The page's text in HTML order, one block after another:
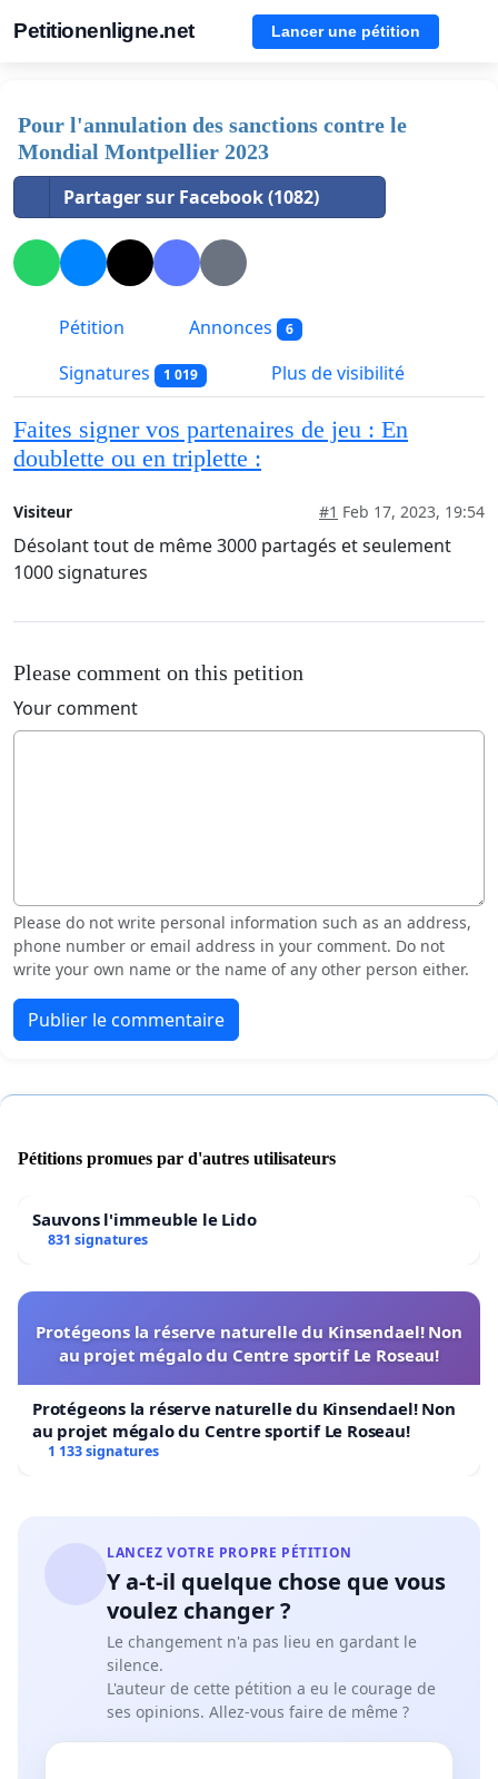
Petitionenligne.net Lancer une pétition
Pour l'annulation des sanctions contre le
Mondial Montpellier 2023
Partager sur Facebook (1082)
Pétition Annonces 6
Signatures 1 019 Plus de visibilité
Faites signer vos partenaires de jeu : En
doublette ou en triplette :
Visiteur #1 Feb 17, 2023, 19:54
Désolant tout de même 3000 partagés et seulement
1000 signatures
Please comment on this petition
Your comment
Please do not write personal information such as an address,
phone number or email address in your comment. Do not
write your own name or the name of any other person either.
Publier le commentaire
Pétitions promues par d'autres utilisateurs
Sauvons l'immeuble le Lido
831 signatures
Protégeons la réserve naturelle du Kinsendael! Non
au projet mégalo du Centre sportif Le Roseau!
Protégeons la réserve naturelle du Kinsendael! Non
au projet mégalo du Centre sportif Le Roseau!
1 133 signatures
LANCEZ VOTRE PROPRE PÉTITION
Y a-t-il quelque chose que vous
voulez changer ?
Le changement n'a pas lieu en gardant le
silence.
L'auteur de cette pétition a eu le courage de
ses opinions. Allez-vous faire de même ?